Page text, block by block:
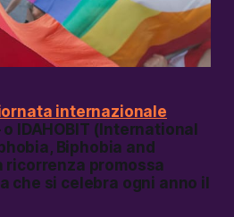
internazionale
o IDAHOBIT (International
Biphobia and
ricorrenza promossa
che si celebra ogni anno il